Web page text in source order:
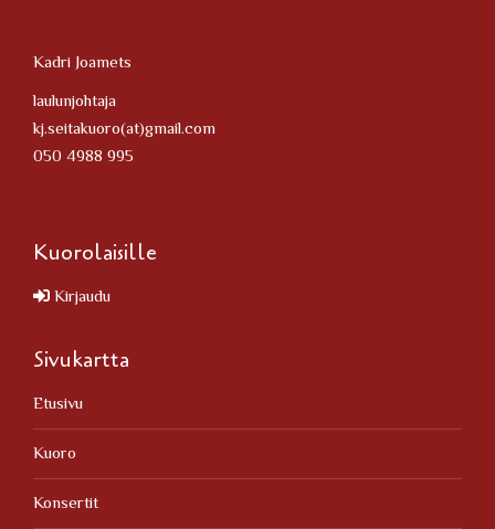
Kadri Joamets
laulunjohtaja
kj.seitakuoro(at)gmail.com
050 4988 995
Kuorolaisille
Kirjaudu
Sivukartta
Etusivu
Kuoro
Konsertit